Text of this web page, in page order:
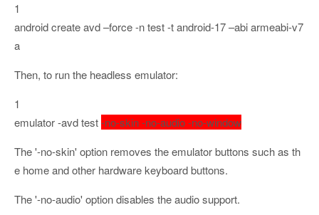
1
android create avd –force -n test -t android-17 –abi armeabi-v7
a
Then, to run the headless emulator:
1
emulator -avd test-no-skin -no-audio -no-window
The '-no-skin' option removes the emulator buttons such as th
e home and other hardware keyboard buttons.
The '-no-audio' option disables the audio support.